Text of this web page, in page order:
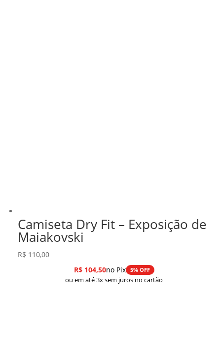
Camiseta Dry Fit – Exposição de
Maiakovski
R$ 110,00
R$104,50no Pix 5% OFF
ou em até 3x sem juros no cartão